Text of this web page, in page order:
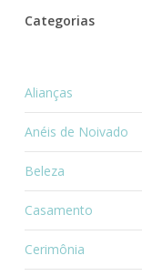
Categorias
Alianças
Anéis de Noivado
Beleza
Casamento
Cerimônia